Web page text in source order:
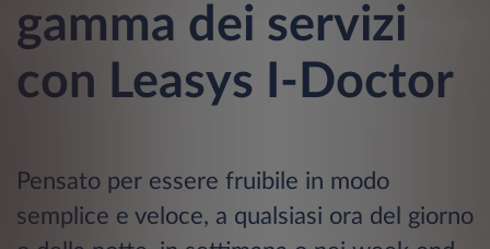
gamma dei servizi
con Leasys I-Doctor
Pensato per essere fruibile in modo
semplice e veloce, a qualsiasi ora del giorno